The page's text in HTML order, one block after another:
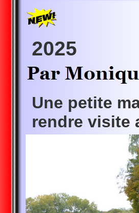
2025
Une petite
rendre visite